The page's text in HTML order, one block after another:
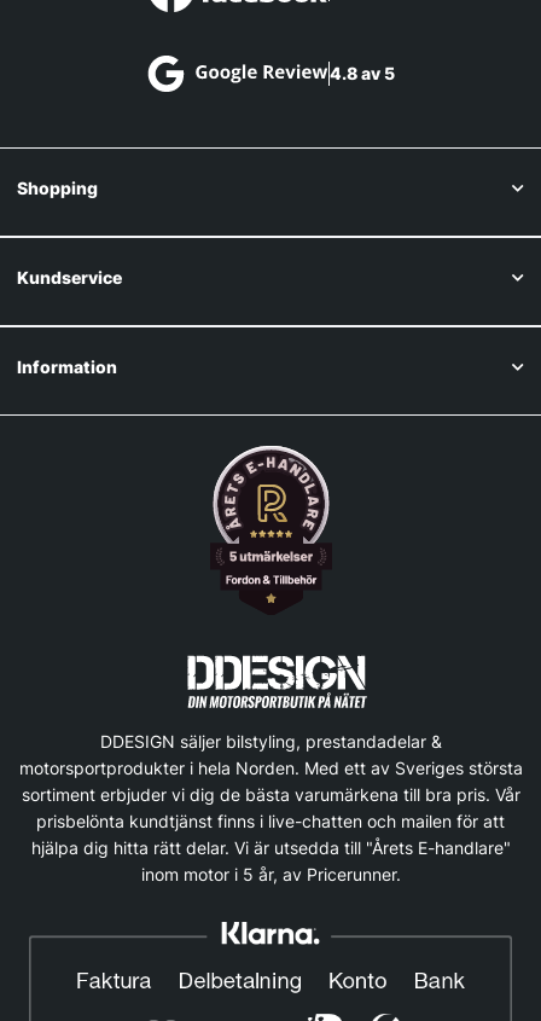
4.8 av 5
Shopping
Kundservice
Information
DDESIGN säljer bilstyling, prestandadelar &
motorsportprodukter i hela Norden. Med ett av Sveriges största
sortiment erbjuder vi dig de bästa varumärkena till bra pris. Vår
prisbelönta kundtjänst finns i live-chatten och mailen för att
hjälpa dig hitta rätt delar. Vi är utsedda till "Årets E-handlare"
inom motor i 5 år, av Pricerunner.